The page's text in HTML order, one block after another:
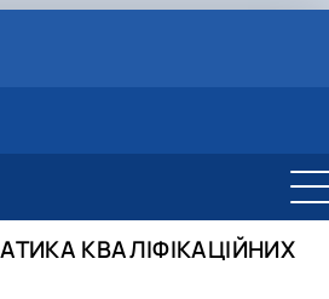
програми(матеріально-технічне
науковий гурток «Кадастрово-
діяльність»
НПП
КВАЛІФІКАЦІЙНИХ